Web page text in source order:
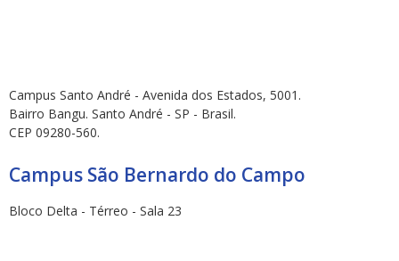
Campus Santo André - Avenida dos Estados, 5001.
Bairro Bangu. Santo André - SP - Brasil.
CEP 09280-560.
Campus São Bernardo do Campo
Bloco Delta - Térreo - Sala 23